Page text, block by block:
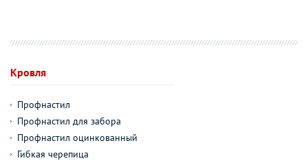
Кровля
Профнастил
Профнастил для забора
Профнастил оцинкованный
Гибкая черепица